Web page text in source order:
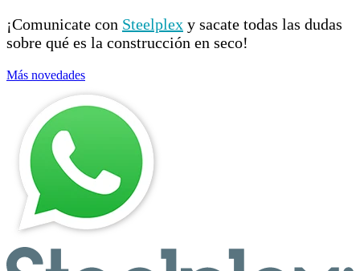
¡Comunicate con Steelplex y sacate todas las dudas
sobre qué es la construcción en seco!
Más novedades